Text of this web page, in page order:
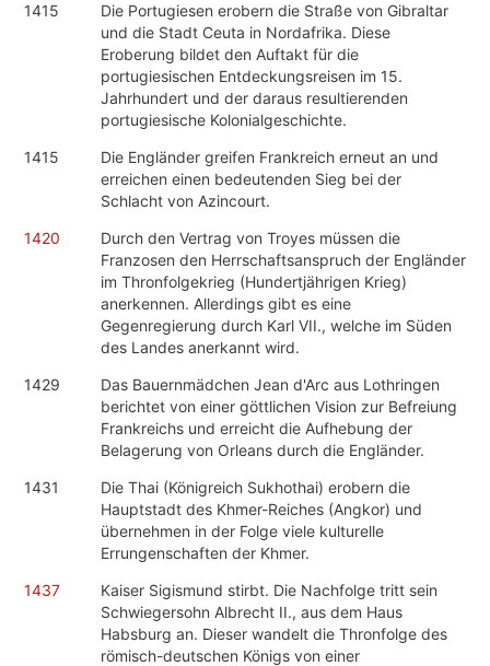
1415
Die Portugiesen erobern die Straße von Gibraltar
und die Stadt Ceuta in Nordafrika. Diese
Eroberung bildet den Auftakt für die
portugiesischen Entdeckungsreisen im 15.
Jahrhundert und der daraus resultierenden
portugiesische Kolonialgeschichte.
1415
Die Engländer greifen Frankreich erneut an und
erreichen einen bedeutenden Sieg bei der
Schlacht von Azincourt.
1420
Durch den Vertrag von Troyes müssen die
Franzosen den Herrschaftsanspruch der Engländer
im Thronfolgekrieg (Hundertjährigen Krieg)
anerkennen. Allerdings gibt es eine
Gegenregierung durch Karl VII., welche im Süden
des Landes anerkannt wird.
1429
Das Bauernmädchen Jean d'Arc aus Lothringen
berichtet von einer göttlichen Vision zur Befreiung
Frankreichs und erreicht die Aufhebung der
Belagerung von Orleans durch die Engländer.
1431
Die Thai (Königreich Sukhothai) erobern die
Hauptstadt des Khmer-Reiches (Angkor) und
übernehmen in der Folge viele kulturelle
Errungenschaften der Khmer.
1437
Kaiser Sigismund stirbt. Die Nachfolge tritt sein
Schwiegersohn Albrecht II., aus dem Haus
Habsburg an. Dieser wandelt die Thronfolge des
römisch-deutschen Königs von einer